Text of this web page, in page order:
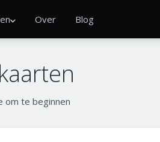
Over Blog
om te beginnen